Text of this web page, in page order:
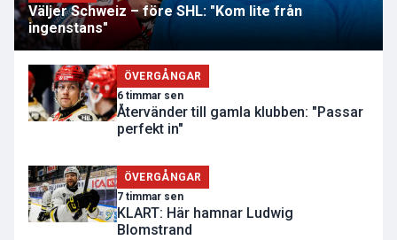
Väljer Schweiz – före SHL: "Kom lite från
ingenstans"
ÖVERGÅNGAR
6 timmar sen
Återvänder till gamla klubben: "Passar
perfekt in"
ÖVERGÅNGAR
7 timmar sen
KLART: Här hamnar Ludwig
Blomstrand